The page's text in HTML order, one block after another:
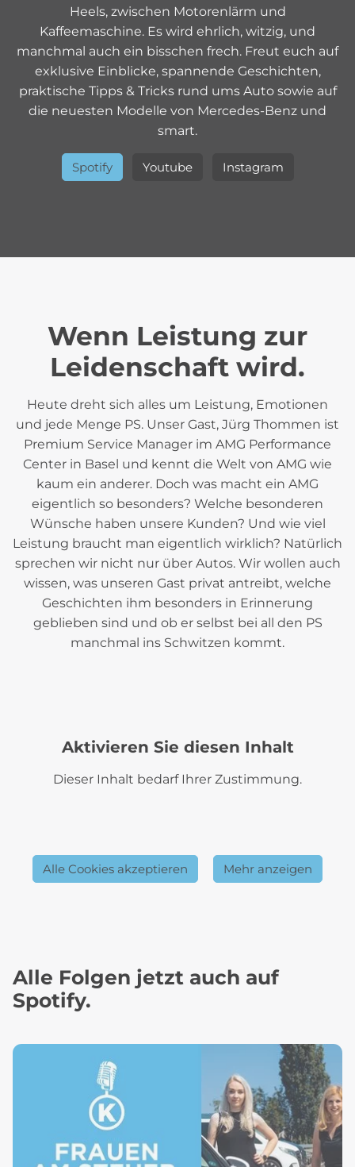
Heels, zwischen Motorenlärm und
Kaffeemaschine. Es wird ehrlich, witzig, und
manchmal auch ein bisschen frech. Freut euch auf
exklusive Einblicke, spannende Geschichten,
praktische Tipps & Tricks rund ums Auto sowie auf
die neuesten Modelle von Mercedes-Benz und
smart.
Spotify Youtube Instagram
Wenn Leistung zur
Leidenschaft wird.
Heute dreht sich alles um Leistung, Emotionen
und jede Menge PS. Unser Gast, Jürg Thommen ist
Premium Service Manager im AMG Performance
Center in Basel und kennt die Welt von AMG wie
kaum ein anderer. Doch was macht ein AMG
eigentlich so besonders? Welche besonderen
Wünsche haben unsere Kunden? Und wie viel
Leistung braucht man eigentlich wirklich? Natürlich
sprechen wir nicht nur über Autos. Wir wollen auch
wissen, was unseren Gast privat antreibt, welche
Geschichten ihm besonders in Erinnerung
geblieben sind und ob er selbst bei all den PS
manchmal ins Schwitzen kommt.
Aktivieren Sie diesen Inhalt
Dieser Inhalt bedarf Ihrer Zustimmung.
Alle Cookies akzeptieren Mehr anzeigen
Alle Folgen jetzt auch auf
Spotify.